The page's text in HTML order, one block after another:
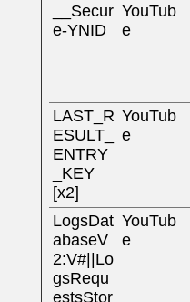
__Secur
e-YNID
YouTub
e
LAST_R
ESULT_
ENTRY
_KEY
[x2]
YouTub
e
LogsDat
abaseV
2:V#||Lo
gsRequ
estsStor
YouTub
e